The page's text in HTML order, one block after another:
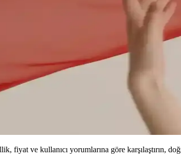
fiyat ve kullanıcı yorumlarına göre karşılaştırın,